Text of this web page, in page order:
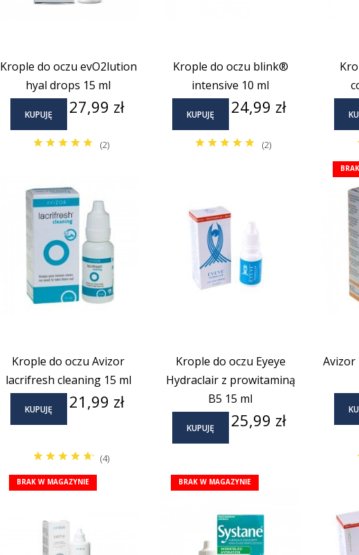
Krople do oczu evO2lution
hyal drops 15 ml
KUPUJĘ Cena
27,99 zł
Krople do oczu blink®
intensive 10 ml
KUPUJĘ Cena
24,99 zł
(2)
Krople do oczu Avizor
lacrifresh cleaning 15 ml
KUPUJĘ Cena
21,99 zł
(2)
Krople do oczu Eyeye
Hydraclair z prowitaminą
B5 15 ml
KUPUJĘ Cena
25,99 zł
(4)
BRAK W MAGAZYNIE BRAK W MAGAZYNIE